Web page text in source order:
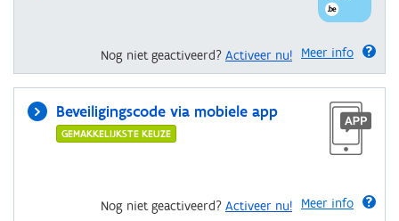
Meer info
Nog niet geactiveerd? Activeer nu!
Beveiligingscode via mobiele app
GEMAKKELIJKSTE KEUZE
Meer info
Nog niet geactiveerd? Activeer nu!